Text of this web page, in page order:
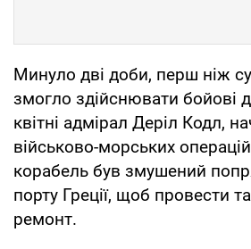
Минуло дві доби, перш ніж
змогло здійснювати бойові
квітні адмірал Деріл Кодл,
військово-морських
корабель був змушений
порту Греції, щоб провести
ремонт.